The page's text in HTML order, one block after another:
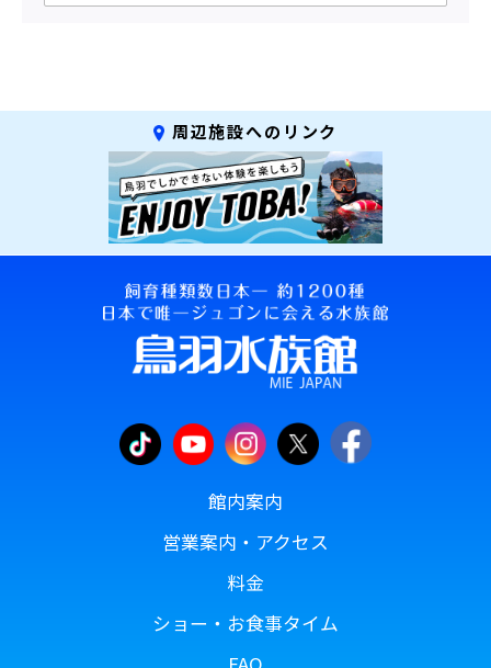
周辺施設へのリンク
館内案内
営業案内・アクセス
料金
ショー・お食事タイム